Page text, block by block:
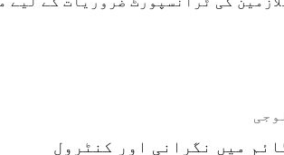
میں نگرانی اور کنٹرول